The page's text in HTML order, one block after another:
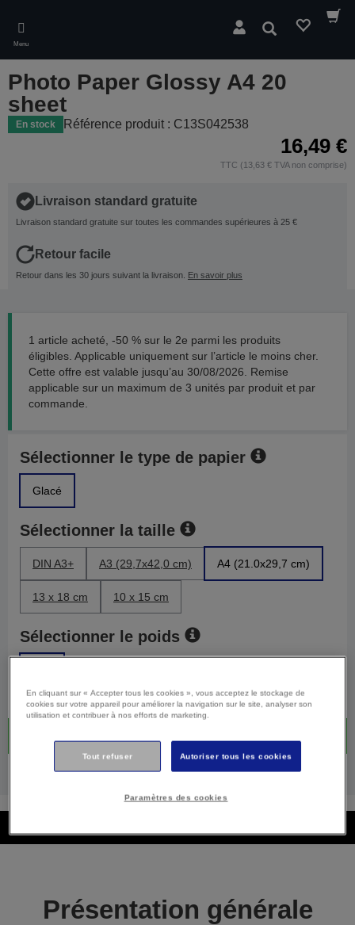
main
content
Menu
Rechercher
Photo Paper Glossy A4 20
sheet
En stock Référence produit : C13S042538
16,49 €
TTC (13,63 € TVA non comprise)
Livraison standard gratuite
Livraison standard gratuite sur toutes les commandes supérieures à 25 €
Retour facile
Retour dans les 30 jours suivant la livraison. En savoir plus
1 article acheté, -50 % sur le 2e parmi les produits
éligibles. Applicable uniquement sur l’article le moins cher.
Cette offre est valable jusqu’au 30/08/2026. Remise
applicable sur un maximum de 3 unités par produit et par
commande.
Sélectionner le type de papier
Glacé
Sélectionner la taille
DIN A3+ A3 (29,7x42,0 cm) A4 (21.0x29,7 cm)
13 x 18 cm 10 x 15 cm
Sélectionner le poids
Où acheter
Présentation générale
En cliquant sur « Accepter tous les cookies », vous acceptez le stockage de
cookies sur votre appareil pour améliorer la navigation sur le site, analyser son
utilisation et contribuer à nos efforts de marketing.
Tout refuser Autoriser tous les cookies
Paramètres des cookies